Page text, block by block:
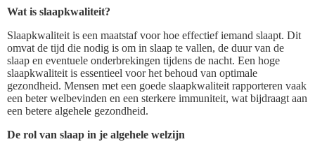
Wat is slaapkwaliteit?
Slaapkwaliteit is een maatstaf voor hoe effectief iemand slaapt. Dit
omvat de tijd die nodig is om in slaap te vallen, de duur van de
slaap en eventuele onderbrekingen tijdens de nacht. Een hoge
slaapkwaliteit is essentieel voor het behoud van optimale
gezondheid. Mensen met een goede slaapkwaliteit rapporteren vaak
een beter welbevinden en een sterkere immuniteit, wat bijdraagt aan
een betere algehele gezondheid.
De rol van slaap in je algehele welzijn